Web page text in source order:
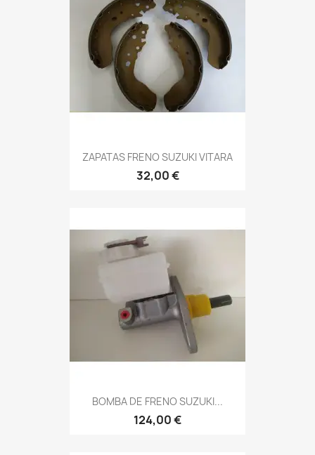
ZAPATAS FRENO SUZUKI VITARA
32,00 €
BOMBA DE FRENO SUZUKI...
124,00 €